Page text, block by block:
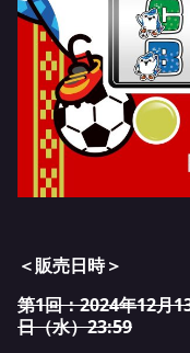
＜販売日時＞
第1回：2024年12月
日（水）23:59